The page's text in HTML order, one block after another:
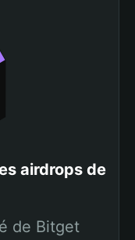
airdrops de
de Bitget